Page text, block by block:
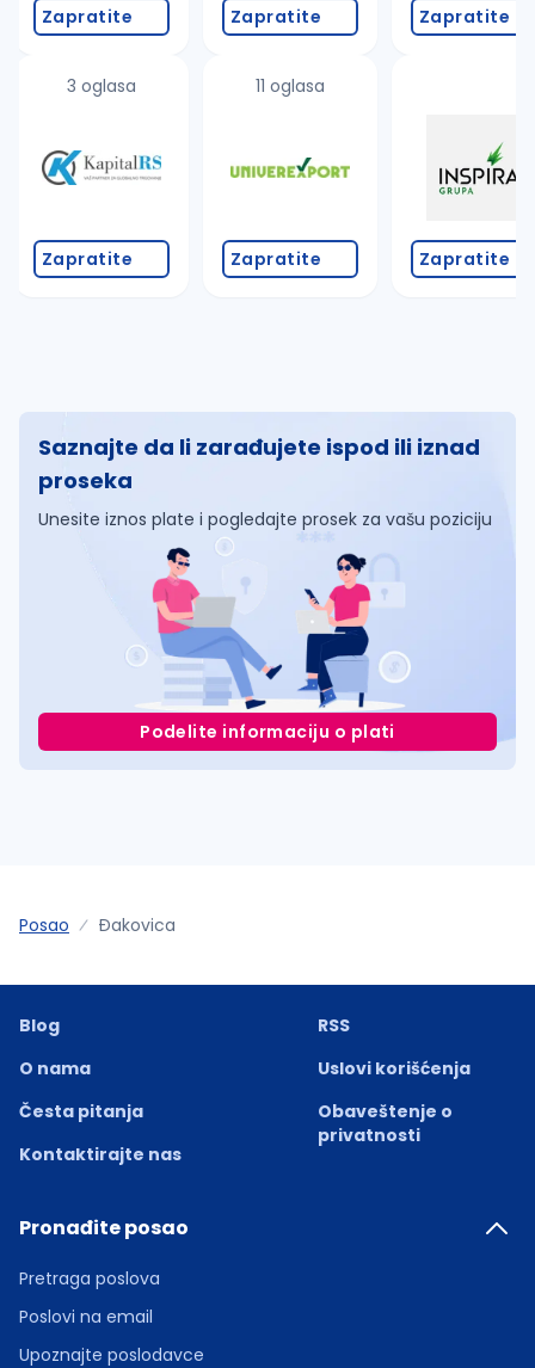
Zapratite
3 oglasa
Zapratite
Zapratite
11 oglasa
Zapratite
Zapratite
Zapratite
Saznajte da li zarađujete ispod ili iznad
proseka
Unesite iznos plate i pogledajte prosek za vašu poziciju
Podelite informaciju o plati
Posao Ðakovica
Blog
O nama
Česta pitanja
Kontaktirajte nas
RSS
Uslovi korišćenja
Obaveštenje o
privatnosti
Pronađite posao
Pretraga poslova
Poslovi na email
Upoznajte poslodavce